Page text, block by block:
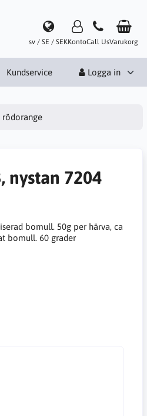
sv / SE / SEKKontoCall UsVarukorg
Kundservice Logga in
rödorange
nystan 7204
bomull. 50g per härva, ca
bomull. 60 grader